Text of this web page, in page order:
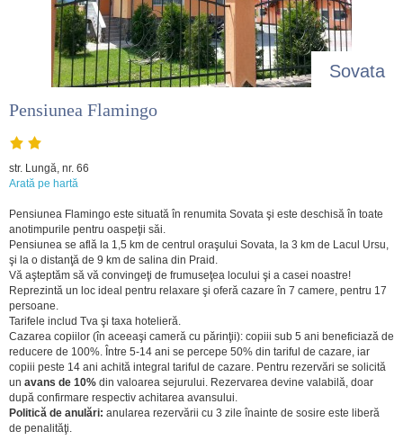
Sovata
Pensiunea Flamingo
str. Lungă, nr. 66
Arată pe hartă
Pensiunea Flamingo este situată în renumita Sovata şi este deschisă în toate
anotimpurile pentru oaspeţii săi.
Pensiunea se află la 1,5 km de centrul oraşului Sovata, la 3 km de Lacul Ursu,
şi la o distanţă de 9 km de salina din Praid.
Vă aşteptăm să vă convingeţi de frumuseţea locului şi a casei noastre!
Reprezintă un loc ideal pentru relaxare şi oferă cazare în 7 camere, pentru 17
persoane.
Tarifele includ Tva şi taxa hotelieră.
Cazarea copiilor (în aceeaşi cameră cu părinţii): copiii sub 5 ani beneficiază de
reducere de 100%. Între 5-14 ani se percepe 50% din tariful de cazare, iar
copiii peste 14 ani achită integral tariful de cazare. Pentru rezervări se solicită
un avans de 10% din valoarea sejurului. Rezervarea devine valabilă, doar
după confirmare respectiv achitarea avansului.
Politică de anulări: anularea rezervării cu 3 zile înainte de sosire este liberă
de penalităţi.